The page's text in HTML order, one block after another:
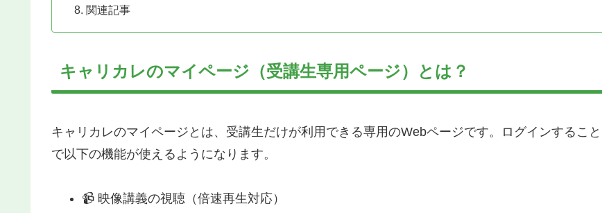
関連記事
キャリカレのマイページ（受講生専用ページ）とは？
キャリカレのマイページとは、受講生だけが利用できる専用のWebページです。ログインすること
で以下の機能が使えるようになります。
📹 映像講義の視聴（倍速再生対応）